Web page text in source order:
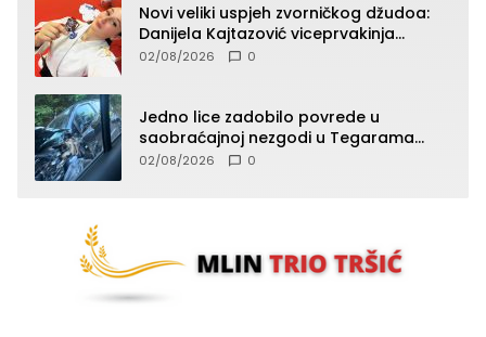
Novi veliki uspjeh zvorničkog džudoa:
Danijela Kajtazović viceprvakinja
Balkana u seniorskoj konkurenciji
02/08/2026 0
Jedno lice zadobilo povrede u
saobraćajnoj nezgodi u Tegarama
(FOTO)
02/08/2026 0